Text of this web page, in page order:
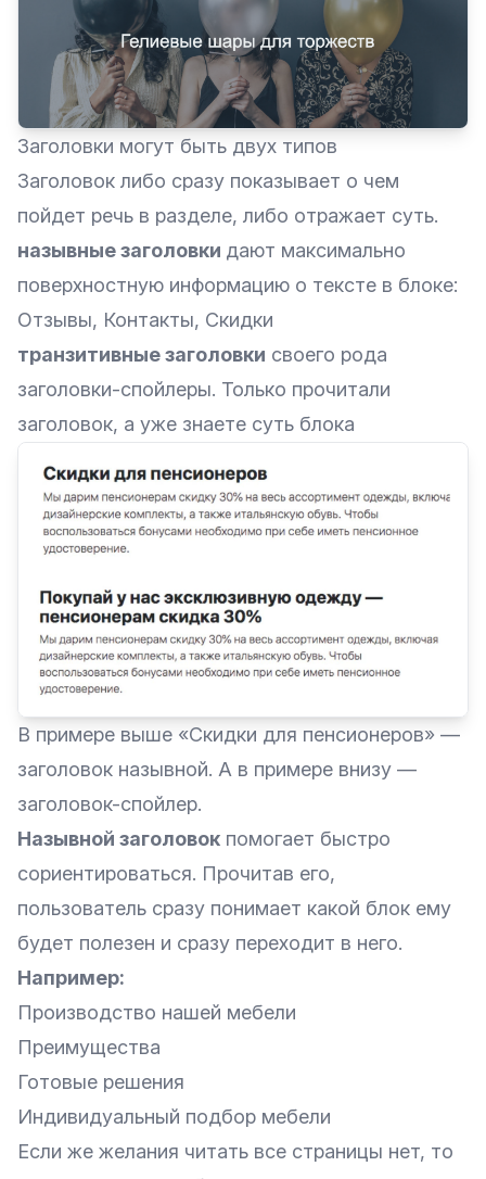
Заголовки могут быть двух типов
Заголовок либо сразу показывает о чем
пойдет речь в разделе, либо отражает суть.
назывные заголовки дают максимально
поверхностную информацию о тексте в блоке:
Отзывы, Контакты, Скидки
транзитивные заголовки своего рода
заголовки-спойлеры. Только прочитали
заголовок, а уже знаете суть блока
В примере выше «Скидки для пенсионеров» —
заголовок назывной. А в примере внизу —
заголовок-спойлер.
Назывной заголовок помогает быстро
сориентироваться. Прочитав его,
пользователь сразу понимает какой блок ему
будет полезен и сразу переходит в него.
Например:
Производство нашей мебели
Преимущества
Готовые решения
Индивидуальный подбор мебели
Если же желания читать все страницы нет, то